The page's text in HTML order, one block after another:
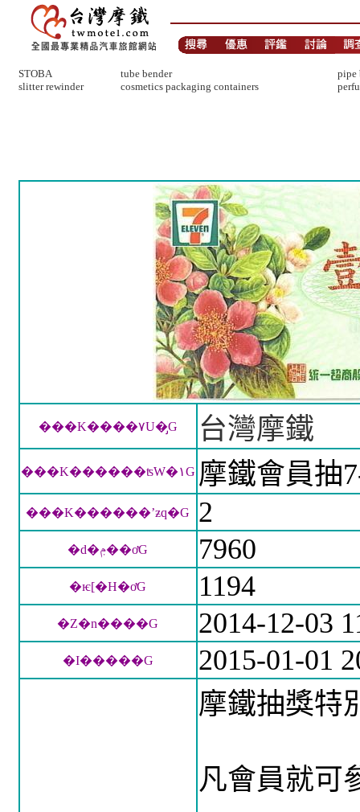
STOBA tube bender
pipe
slitter rewinder
cosmetics packaging containers
���K����٧U�̡G 台灣摩鐵
���K������ʦW�١G 摩鐵會員抽
���K������ʼƶq�G 2
�d�ݦ��ơG 7960
�ѥ[�H�ơG 1194
�Z�n����G 2014-12-03
�I�����G 2015-01-01
摩鐵抽獎特
凡會員就可